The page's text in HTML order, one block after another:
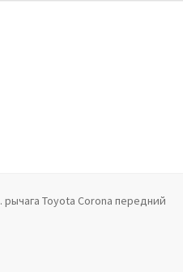
персональных данных
Toyota Corona передний